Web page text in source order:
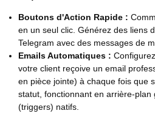
Boutons d'Action Rapide :
en un seul clic. Générez des liens
Telegram avec des messages de
Emails Automatiques :
votre client reçoive un email
en pièce jointe) à chaque fois que
statut, fonctionnant en arrière-plan
(triggers) natifs.